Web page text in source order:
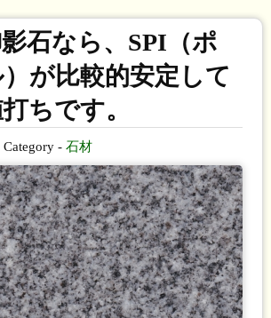
石なら、SPI（ポ
が比較的安定して
ちです。
Category -石材